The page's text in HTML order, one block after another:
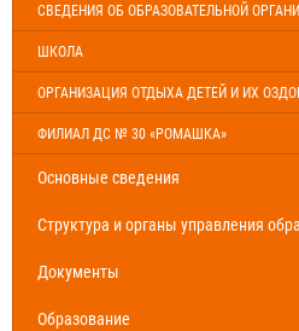
СВЕДЕНИЯ ОБ ОБРАЗОВАТЕЛЬНОЙ
ШКОЛА
ОРГАНИЗАЦИЯ ОТДЫХА ДЕТЕЙ И ИХ
ФИЛИАЛ ДС № 30 «РОМАШКА»
Основные сведения
Структура и органы управления
Документы
Образование